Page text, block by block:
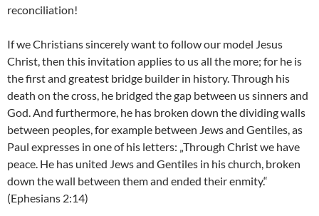
reconciliation!
If we Christians sincerely want to follow our model Jesus
Christ, then this invitation applies to us all the more; for he is
the first and greatest bridge builder in history. Through his
death on the cross, he bridged the gap between us sinners and
God. And furthermore, he has broken down the dividing walls
between peoples, for example between Jews and Gentiles, as
Paul expresses in one of his letters: „Through Christ we have
peace. He has united Jews and Gentiles in his church, broken
down the wall between them and ended their enmity.“
(Ephesians 2:14)